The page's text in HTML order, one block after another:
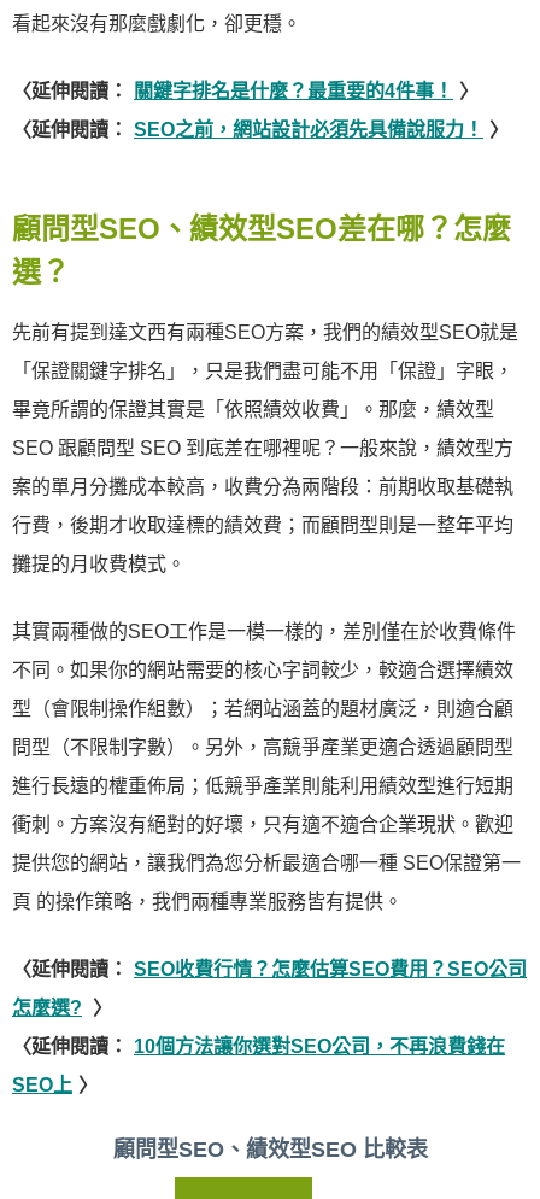
看起來沒有那麼戲劇化，卻更穩。
〈延伸閱讀： 關鍵字排名是什麼？最重要的4件事！
〉
〈延伸閱讀：
SEO之前，網站設計必須先具備說服力！ 〉
顧問型SEO、績效型SEO差在哪？怎麼
選？
先前有提到達文西有兩種SEO方案，我們的績效型SEO就是
「保證關鍵字排名」，只是我們盡可能不用「保證」字眼，
畢竟所謂的保證其實是「依照績效收費」。那麼，績效型
SEO 跟顧問型 SEO 到底差在哪裡呢？一般來說，績效型方
案的單月分攤成本較高，收費分為兩階段：前期收取基礎執
行費，後期才收取達標的績效費；而顧問型則是一整年平均
攤提的月收費模式。
其實兩種做的SEO工作是一模一樣的，差別僅在於收費條件
不同。如果你的網站需要的核心字詞較少，較適合選擇績效
型（會限制操作組數）；若網站涵蓋的題材廣泛，則適合顧
問型（不限制字數）。另外，高競爭產業更適合透過顧問型
進行長遠的權重佈局；低競爭產業則能利用績效型進行短期
衝刺。方案沒有絕對的好壞，只有適不適合企業現狀。歡迎
提供您的網站，讓我們為您分析最適合哪一種 SEO保證第一
頁 的操作策略，我們兩種專業服務皆有提供。
〈延伸閱讀：
SEO收費行情？怎麼估算SEO費用？SEO公司
怎麼選?
〉
〈延伸閱讀：
10個方法讓你選對SEO公司，不再浪費錢在
SEO上 〉
顧問型SEO、績效型SEO 比較表